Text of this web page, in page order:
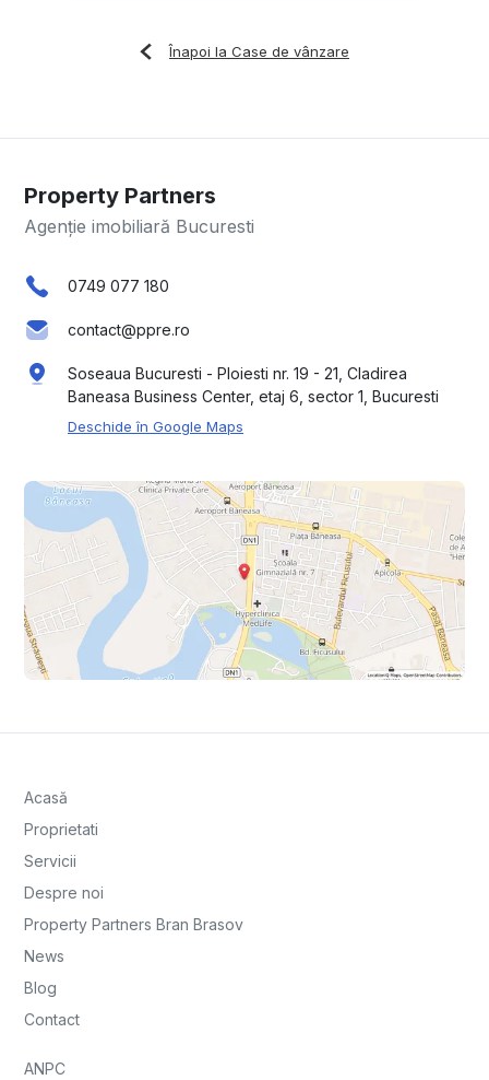
Înapoi la Case de vânzare
Property Partners
Agenție imobiliară Bucuresti
0749 077 180
contact@ppre.ro
Soseaua Bucuresti - Ploiesti nr. 19 - 21, Cladirea
Baneasa Business Center, etaj 6, sector 1, Bucuresti
Deschide în Google Maps
Acasă
Proprietati
Servicii
Despre noi
Property Partners Bran Brasov
News
Blog
Contact
ANPC